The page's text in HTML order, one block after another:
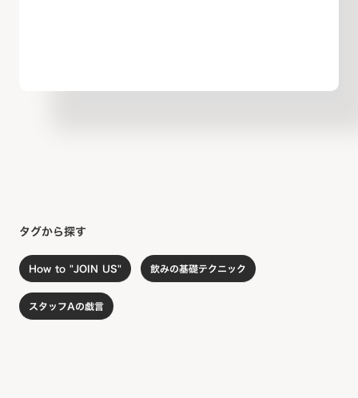
タグから探す
How to "JOIN US" 飲みの基礎テクニック
スタッフAの戯言